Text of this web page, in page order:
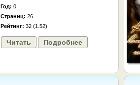
Год: 0
Страниц: 26
Рейтинг: 32 (1.52)
Читать Подробнее